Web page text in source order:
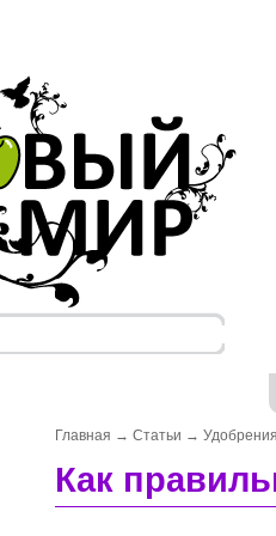
Главная → Статьи →
Как